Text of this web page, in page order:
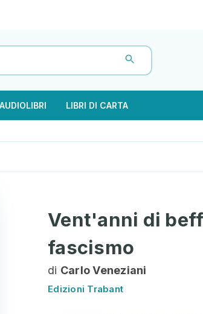
AUDIOLIBRI LIBRI DI CARTA
Vent'anni di
fascismo
di Carlo Veneziani
Edizioni Trabant